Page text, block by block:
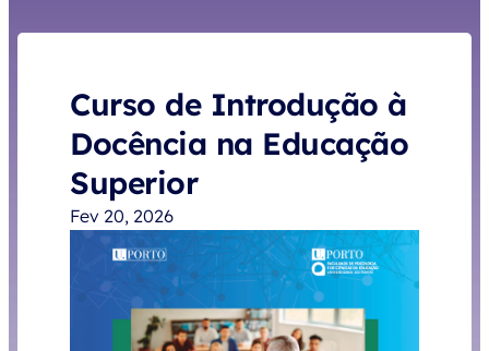
Curso de Introdução à
Docência na Educação
Superior
Fev 20, 2026